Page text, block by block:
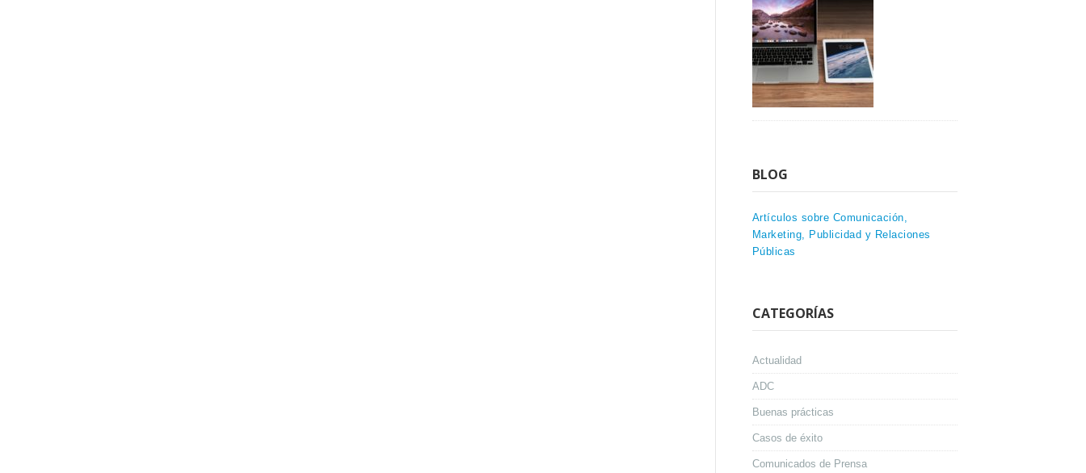
BLOG
Artículos sobre Comunicación,
Marketing, Publicidad y Relaciones
Públicas
CATEGORÍAS
Actualidad
ADC
Buenas prácticas
Casos de éxito
Comunicados de Prensa